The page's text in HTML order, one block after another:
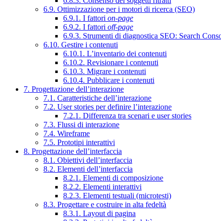
6.9. Ottimizzazione per i motori di ricerca (SEO)
6.9.1. I fattori on-page
6.9.2. I fattori off-page
6.9.3. Strumenti di diagnostica SEO: Search
6.10. Gestire i contenuti
6.10.1. L’inventario dei contenuti
6.10.2. Revisionare i contenuti
6.10.3. Migrare i contenuti
6.10.4. Pubblicare i contenuti
7. Progettazione dell’interazione
7.1. Caratteristiche dell’interazione
7.2. User stories per definire l’interazione
7.2.1. Differenza tra scenari e user stories
7.3. Flussi di interazione
7.4. Wireframe
7.5. Prototipi interattivi
8. Progettazione dell’interfaccia
8.1. Obiettivi dell’interfaccia
8.2. Elementi dell’interfaccia
8.2.1. Elementi di composizione
8.2.2. Elementi interattivi
8.2.3. Elementi testuali (microtesti)
8.3. Progettare e costruire in alta fedeltà
8.3.1. Layout di pagina